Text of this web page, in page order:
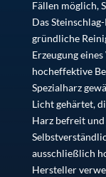
Fällen möglich,
Das
gründliche
Erzeugung
hocheffektive
Spezialharz
Licht gehärtet,
Harz befreit
ausschließlich
Hersteller